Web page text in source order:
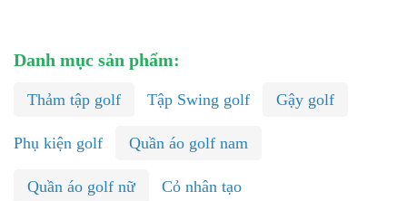
Danh mục sản phẩm:
Thảm tập golf Tập Swing golf Gậy golf
Phụ kiện golf Quần áo golf nam
Quần áo golf nữ Cỏ nhân tạo